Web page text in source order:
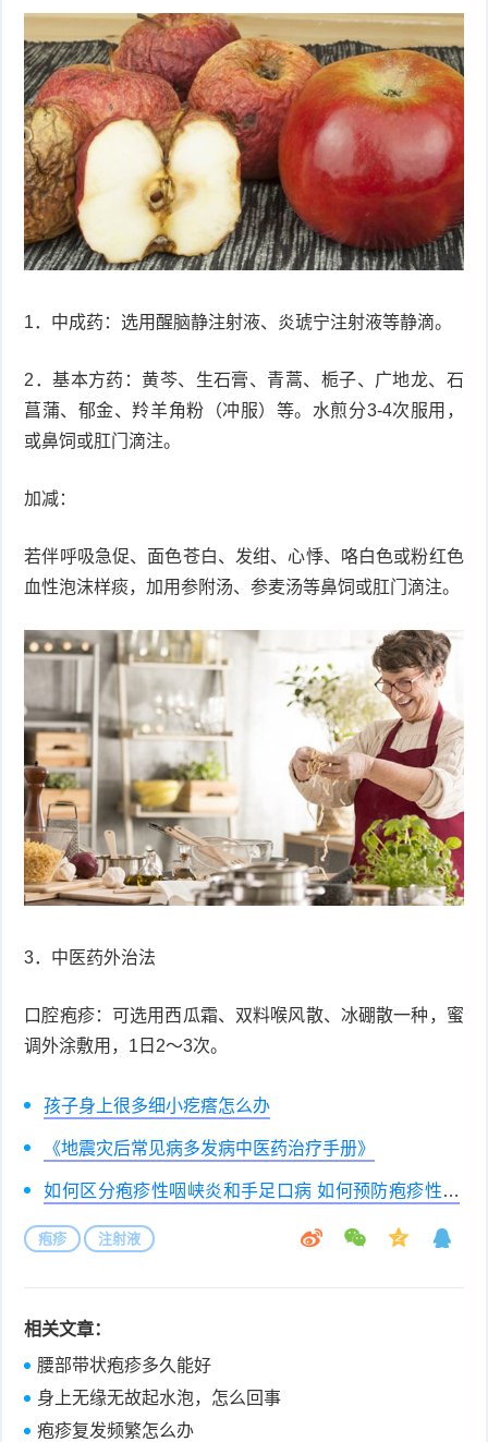
1．中成药：选用醒脑静注射液、炎琥宁注射液等静滴。
2．基本方药：黄芩、生石膏、青蒿、栀子、广地龙、石
菖蒲、郁金、羚羊角粉（冲服）等。水煎分3-4次服用，
或鼻饲或肛门滴注。
加减：
若伴呼吸急促、面色苍白、发绀、心悸、咯白色或粉红色
血性泡沫样痰，加用参附汤、参麦汤等鼻饲或肛门滴注。
3．中医药外治法
口腔疱疹：可选用西瓜霜、双料喉风散、冰硼散一种，蜜
调外涂敷用，1日2～3次。
孩子身上很多细小疙瘩怎么办
《地震灾后常见病多发病中医药治疗手册》
如何区分疱疹性咽峡炎和手足口病 如何预防疱疹性咽
疱疹 注射液
相关文章：
腰部带状疱疹多久能好
身上无缘无故起水泡，怎么回事
疱疹复发频繁怎么办